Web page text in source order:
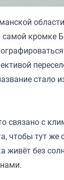
самой кромке
стало
связано с
чтобы тут же
живёт без